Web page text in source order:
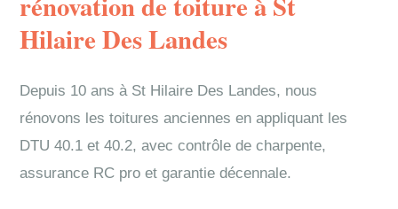
Hilaire Des Landes
Depuis 10 ans à St Hilaire Des Landes, nous
rénovons les toitures anciennes en appliquant les
DTU 40.1 et 40.2, avec contrôle de charpente,
assurance RC pro et garantie décennale.